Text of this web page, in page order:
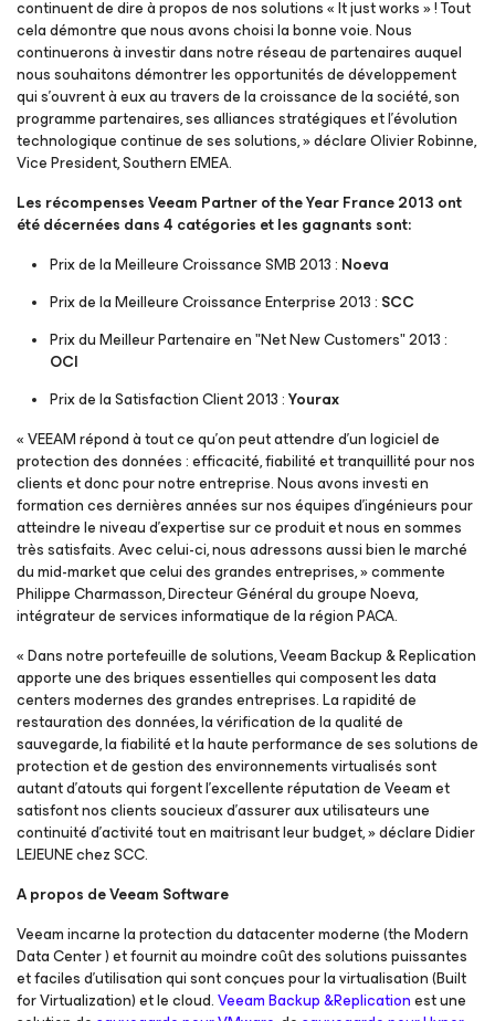
continuent de dire à propos de nos solutions « It just works » ! Tout
cela démontre que nous avons choisi la bonne voie. Nous
continuerons à investir dans notre réseau de partenaires auquel
nous souhaitons démontrer les opportunités de développement
qui s’ouvrent à eux au travers de la croissance de la société, son
programme partenaires, ses alliances stratégiques et l’évolution
technologique continue de ses solutions, » déclare Olivier Robinne,
Vice President, Southern EMEA.
Les récompenses Veeam Partner of the Year France 2013 ont
été décernées dans 4 catégories et les gagnants sont:
Prix de la Meilleure Croissance SMB 2013 : Noeva
Prix de la Meilleure Croissance Enterprise 2013 : SCC
Prix du Meilleur Partenaire en "Net New Customers" 2013 :
OCI
Prix de la Satisfaction Client 2013 :Yourax
« VEEAM répond à tout ce qu’on peut attendre d’un logiciel de
protection des données : efficacité, fiabilité et tranquillité pour nos
clients et donc pour notre entreprise. Nous avons investi en
formation ces dernières années sur nos équipes d’ingénieurs pour
atteindre le niveau d’expertise sur ce produit et nous en sommes
très satisfaits. Avec celui-ci, nous adressons aussi bien le marché
du mid-market que celui des grandes entreprises, » commente
Philippe Charmasson, Directeur Général du groupe Noeva,
intégrateur de services informatique de la région PACA.
« Dans notre portefeuille de solutions, Veeam Backup & Replication
apporte une des briques essentielles qui composent les data
centers modernes des grandes entreprises. La rapidité de
restauration des données, la vérification de la qualité de
sauvegarde, la fiabilité et la haute performance de ses solutions de
protection et de gestion des environnements virtualisés sont
autant d’atouts qui forgent l’excellente réputation de Veeam et
satisfont nos clients soucieux d’assurer aux utilisateurs une
continuité d’activité tout en maitrisant leur budget, » déclare Didier
LEJEUNE chez SCC.
A propos de Veeam Software
Veeam incarne la protection du datacenter moderne (the Modern
Data Center ) et fournit au moindre coût des solutions puissantes
et faciles d’utilisation qui sont conçues pour la virtualisation (Built
for Virtualization) et le cloud.Veeam Backup &Replicationest une